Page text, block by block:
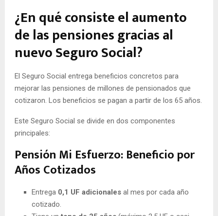
¿En qué consiste el aumento
de las pensiones gracias al
nuevo Seguro Social?
El Seguro Social entrega beneficios concretos para
mejorar las pensiones de millones de pensionados que
cotizaron. Los beneficios se pagan a partir de los 65 años.
Este Seguro Social se divide en dos componentes
principales:
Pensión Mi Esfuerzo: Beneficio por
Años Cotizados
Entrega 0,1 UF adicionales al mes por cada año
cotizado.